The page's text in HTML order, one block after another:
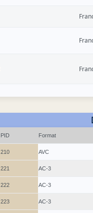
PID Format
210 AVC
221 AC-3
222 AC-3
223 AC-3